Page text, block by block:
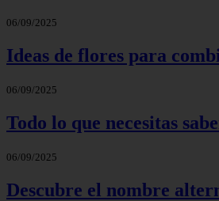
06/09/2025
Ideas de flores para
06/09/2025
Todo lo que necesitas
06/09/2025
Descubre el nombre